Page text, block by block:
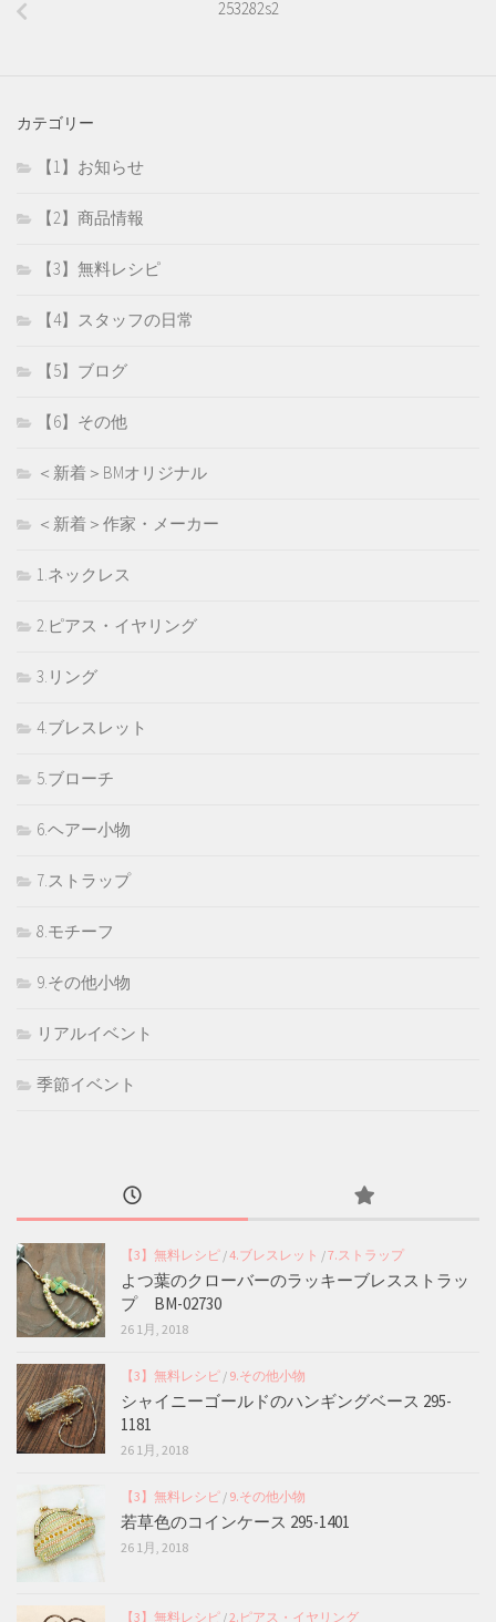
253282s2
カテゴリー
【1】お知らせ
【2】商品情報
【3】無料レシピ
【4】スタッフの日常
【5】ブログ
【6】その他
＜新着＞BMオリジナル
＜新着＞作家・メーカー
1.ネックレス
2.ピアス・イヤリング
3.リング
4.ブレスレット
5.ブローチ
6.ヘアー小物
7.ストラップ
8.モチーフ
9.その他小物
リアルイベント
季節イベント
【3】無料レシピ /4.ブレスレット /7.ストラップ
よつ葉のクローバーのラッキーブレスストラッ
プ BM-02730
26 1月, 2018
【3】無料レシピ / 9.その他小物
シャイニーゴールドのハンギングベース 295-
1181
26 1月, 2018
【3】無料レシピ / 9.その他小物
若草色のコインケース 295-1401
26 1月, 2018
【3】無料レシピ /2.ピアス・イヤリング